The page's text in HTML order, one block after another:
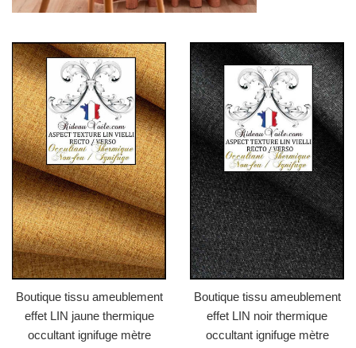
Boutique tissu ameublement
effet LIN jaune thermique
occultant ignifuge mètre
Boutique tissu ameublement
effet LIN noir thermique
occultant ignifuge mètre